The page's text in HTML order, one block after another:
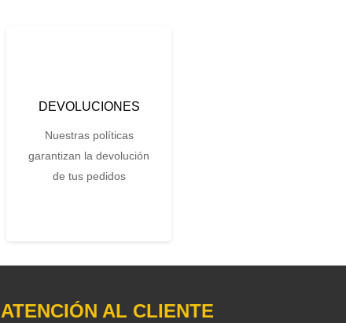
DEVOLUCIONES
Nuestras políticas
garantizan la devolución
de tus pedidos
ATENCIÓN AL CLIENTE